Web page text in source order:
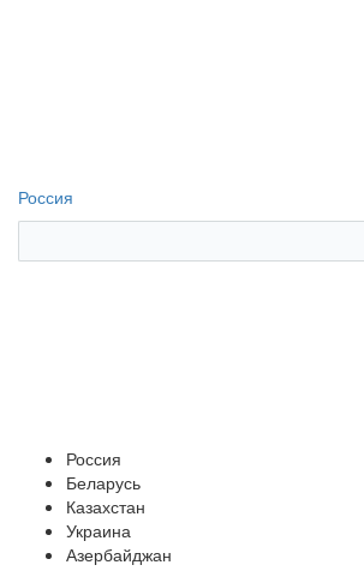
Россия
Россия
Беларусь
Казахстан
Украина
Азербайджан